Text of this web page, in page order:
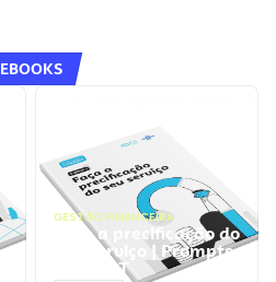
EBOOKS
GESTÃO FINANCEIRA
Faça a precificação do
seu serviço | Prompts
ChatGPT